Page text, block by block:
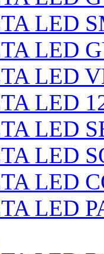
LED
LED
LED
LED
LED
LED
LED
LED